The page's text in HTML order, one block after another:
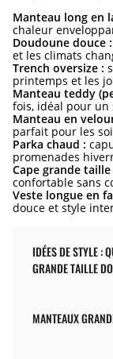
Manteau long en
chaleur
Doudoune douce :
et les climats
Trench oversize :
printemps et les
Manteau teddy
fois, idéal pour un
Manteau en
parfait pour les
Parka chaud :
promenades
Cape grande taille
confortable sans
Veste longue en
douce et style
IDÉES DE STYLE :
GRANDE TAILLE
MANTEAUX